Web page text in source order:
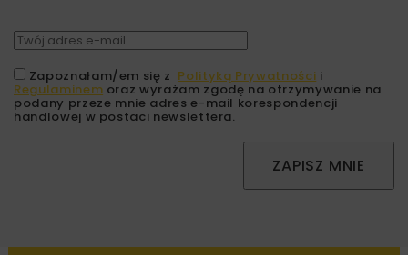
Zapoznałam/em się z Polityką Prywatności i
Regulaminem oraz wyrażam zgodę na otrzymywanie na
podany przeze mnie adres e-mail korespondencji
handlowej w postaci newslettera.
ZAPISZ MNIE